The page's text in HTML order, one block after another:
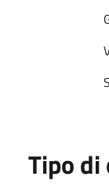
Tipo di